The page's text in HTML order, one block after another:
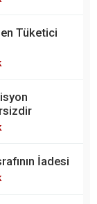
Tüketici
İadesi